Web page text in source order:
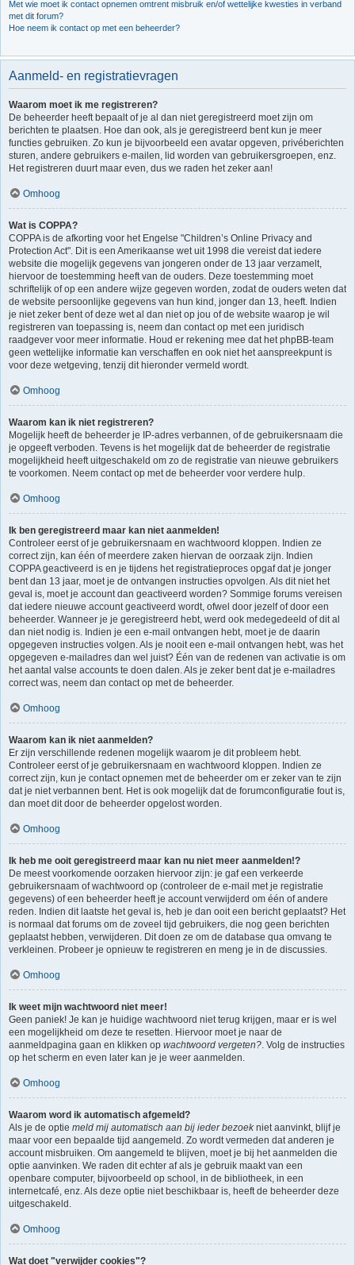
Met wie moet ik contact opnemen omtrent misbruik en/of wettelijke kwesties in verband
met dit forum?
Hoe neem ik contact op met een beheerder?
Aanmeld- en registratievragen
Waarom moet ik me registreren?
De beheerder heeft bepaalt of je al dan niet geregistreerd moet zijn om
berichten te plaatsen. Hoe dan ook, als je geregistreerd bent kun je meer
functies gebruiken. Zo kun je bijvoorbeeld een avatar opgeven, privéberichten
sturen, andere gebruikers e-mailen, lid worden van gebruikersgroepen, enz.
Het registreren duurt maar even, dus we raden het zeker aan!
Omhoog
Wat is COPPA?
COPPA is de afkorting voor het Engelse "Children’s Online Privacy and
Protection Act". Dit is een Amerikaanse wet uit 1998 die vereist dat iedere
website die mogelijk gegevens van jongeren onder de 13 jaar verzamelt,
hiervoor de toestemming heeft van de ouders. Deze toestemming moet
schriftelijk of op een andere wijze gegeven worden, zodat de ouders weten dat
de website persoonlijke gegevens van hun kind, jonger dan 13, heeft. Indien
je niet zeker bent of deze wet al dan niet op jou of de website waarop je wil
registreren van toepassing is, neem dan contact op met een juridisch
raadgever voor meer informatie. Houd er rekening mee dat het phpBB-team
geen wettelijke informatie kan verschaffen en ook niet het aanspreekpunt is
voor deze wetgeving, tenzij dit hieronder vermeld wordt.
Omhoog
Waarom kan ik niet registreren?
Mogelijk heeft de beheerder je IP-adres verbannen, of de gebruikersnaam die
je opgeeft verboden. Tevens is het mogelijk dat de beheerder de registratie
mogelijkheid heeft uitgeschakeld om zo de registratie van nieuwe gebruikers
te voorkomen. Neem contact op met de beheerder voor verdere hulp.
Omhoog
Ik ben geregistreerd maar kan niet aanmelden!
Controleer eerst of je gebruikersnaam en wachtwoord kloppen. Indien ze
correct zijn, kan één of meerdere zaken hiervan de oorzaak zijn. Indien
COPPA geactiveerd is en je tijdens het registratieproces opgaf dat je jonger
bent dan 13 jaar, moet je de ontvangen instructies opvolgen. Als dit niet het
geval is, moet je account dan geactiveerd worden? Sommige forums vereisen
dat iedere nieuwe account geactiveerd wordt, ofwel door jezelf of door een
beheerder. Wanneer je je geregistreerd hebt, werd ook medegedeeld of dit al
dan niet nodig is. Indien je een e-mail ontvangen hebt, moet je de daarin
opgegeven instructies volgen. Als je nooit een e-mail ontvangen hebt, was het
opgegeven e-mailadres dan wel juist? Één van de redenen van activatie is om
het aantal valse accounts te doen dalen. Als je zeker bent dat je e-mailadres
correct was, neem dan contact op met de beheerder.
Omhoog
Waarom kan ik niet aanmelden?
Er zijn verschillende redenen mogelijk waarom je dit probleem hebt.
Controleer eerst of je gebruikersnaam en wachtwoord kloppen. Indien ze
correct zijn, kun je contact opnemen met de beheerder om er zeker van te zijn
dat je niet verbannen bent. Het is ook mogelijk dat de forumconfiguratie fout is,
dan moet dit door de beheerder opgelost worden.
Omhoog
Ik heb me ooit geregistreerd maar kan nu niet meer aanmelden!?
De meest voorkomende oorzaken hiervoor zijn: je gaf een verkeerde
gebruikersnaam of wachtwoord op (controleer de e-mail met je registratie
gegevens) of een beheerder heeft je account verwijderd om één of andere
reden. Indien dit laatste het geval is, heb je dan ooit een bericht geplaatst? Het
is normaal dat forums om de zoveel tijd gebruikers, die nog geen berichten
geplaatst hebben, verwijderen. Dit doen ze om de database qua omvang te
verkleinen. Probeer je opnieuw te registreren en meng je in de discussies.
Omhoog
Ik weet mijn wachtwoord niet meer!
Geen paniek! Je kan je huidige wachtwoord niet terug krijgen, maar er is wel
een mogelijkheid om deze te resetten. Hiervoor moet je naar de
aanmeldpagina gaan en klikken op wachtwoord vergeten?. Volg de instructies
op het scherm en even later kan je je weer aanmelden.
Omhoog
Waarom word ik automatisch afgemeld?
Als je de optie meld mij automatisch aan bij ieder bezoekniet aanvinkt, blijf je
maar voor een bepaalde tijd aangemeld. Zo wordt vermeden dat anderen je
account misbruiken. Om aangemeld te blijven, moet je bij het aanmelden die
optie aanvinken. We raden dit echter af als je gebruik maakt van een
openbare computer, bijvoorbeeld op school, in de bibliotheek, in een
internetcafé, enz. Als deze optie niet beschikbaar is, heeft de beheerder deze
uitgeschakeld.
Omhoog
Wat doet "verwijder cookies"?